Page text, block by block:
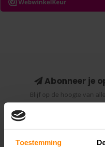
Toestemming
Abonneer je
Blijf op de hoogte van